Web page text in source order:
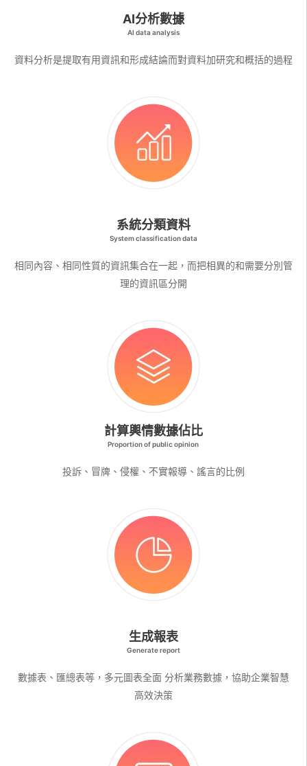
AI分析數據
AI data analysis
資料分析是提取有用資訊和形成結論而對資料加研究和概括的過程
系統分類資料
System classification data
相同內容、相同性質的資訊集合在一起，而把相異的和需要分別管
理的資訊區分開
計算輿情數據佔比
Proportion of public opinion
投訴、冒牌、侵權、不實報導、謠言的比例
生成報表
Generate report
數據表、匯總表等，多元圖表全面 分析業務數據，協助企業智慧
高效決策